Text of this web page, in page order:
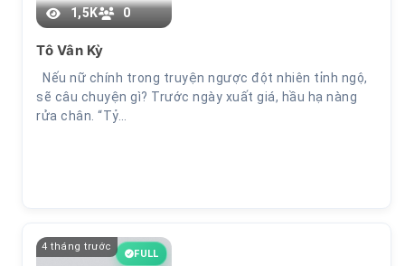
2 1,5K 0
Tô Vân Kỳ
Nếu nữ chính trong truyện ngược đột nhiên tỉnh ngộ,
sẽ câu chuyện gì? Trước ngày xuất giá, hầu hạ nàng
rửa chân. “Tỷ…
4 tháng trước
FULL